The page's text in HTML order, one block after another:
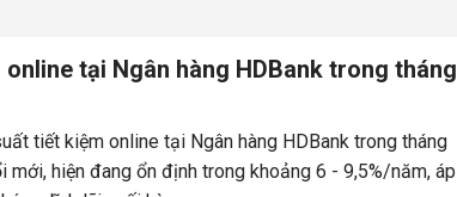
tại Ngân hàng HDBank trong tháng
tiết kiệm online tại Ngân hàng HDBank trong tháng
hiện đang ổn định trong khoảng 6 - 9,5%/năm, áp